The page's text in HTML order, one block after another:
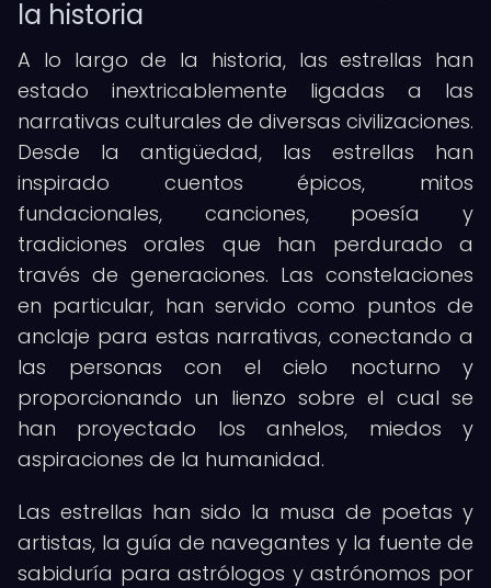
la historia
A lo largo de la historia, las estrellas han
estado inextricablemente ligadas a las
narrativas culturales de diversas civilizaciones.
Desde la antigüedad, las estrellas han
inspirado cuentos épicos, mitos
fundacionales, canciones, poesía y
tradiciones orales que han perdurado a
través de generaciones. Las constelaciones
en particular, han servido como puntos de
anclaje para estas narrativas, conectando a
las personas con el cielo nocturno y
proporcionando un lienzo sobre el cual se
han proyectado los anhelos, miedos y
aspiraciones de la humanidad.
Las estrellas han sido la musa de poetas y
artistas, la guía de navegantes y la fuente de
sabiduría para astrólogos y astrónomos por